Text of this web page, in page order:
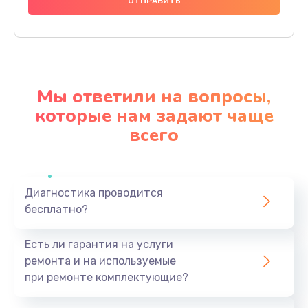
Заказать
Замена уплотнительных элементов
Чистка и настройка кофемолки
Заказать
Мы ответили на вопросы,
которые нам задают чаще
всего
Диагностика проводится
бесплатно?
Есть ли гарантия на услуги
ремонта и на используемые
при ремонте комплектующие?